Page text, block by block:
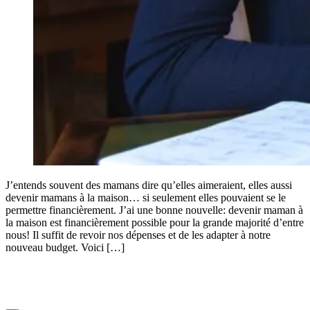
J’entends souvent des mamans dire qu’elles aimeraient, elles aussi
devenir mamans à la maison… si seulement elles pouvaient se le
permettre financièrement. J’ai une bonne nouvelle: devenir maman à
la maison est financièrement possible pour la grande majorité d’entre
nous! Il suffit de revoir nos dépenses et de les adapter à notre
nouveau budget. Voici […]